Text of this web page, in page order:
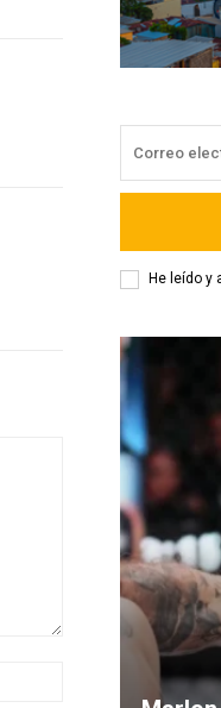
He leído y